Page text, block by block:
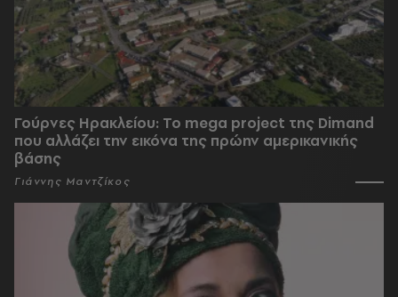
Γούρνες Ηρακλείου: To mega project της Dimand
που αλλάζει την εικόνα της πρώην αμερικανικής
βάσης
Γιάννης Μαντζίκος